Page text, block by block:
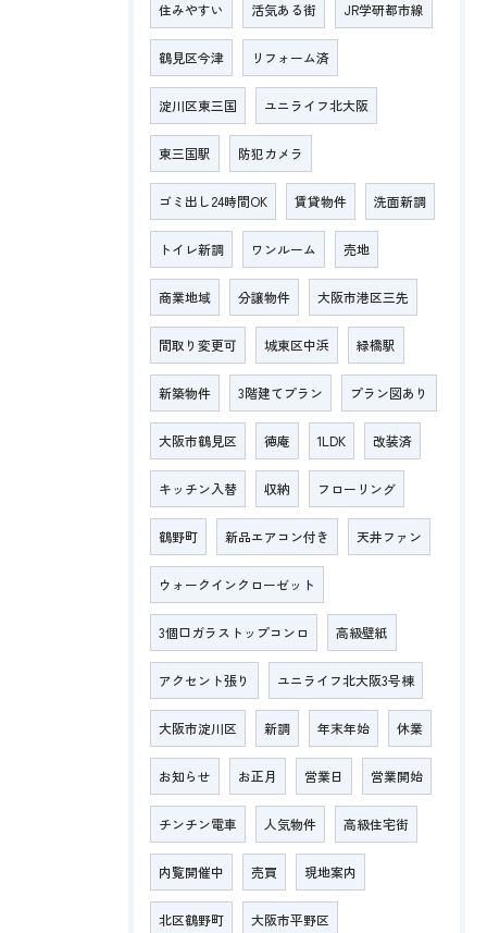
住みやすい 活気ある街 JR学研都市線
鶴見区今津 リフォーム済
淀川区東三国 ユニライフ北大阪
東三国駅 防犯カメラ
ゴミ出し24時間OK 賃貸物件 洗面新調
トイレ新調 ワンルーム 売地
商業地域 分譲物件 大阪市港区三先
間取り変更可 城東区中浜 緑橋駅
新築物件 3階建てプラン プラン図あり
大阪市鶴見区 徳庵 1LDK 改装済
キッチン入替 収納 フローリング
鶴野町 新品エアコン付き 天井ファン
ウォークインクローゼット
3個口ガラストップコンロ 高級壁紙
アクセント張り ユニライフ北大阪3号棟
大阪市淀川区 新調 年末年始 休業
お知らせ お正月 営業日 営業開始
チンチン電車 人気物件 高級住宅街
内覧開催中 売買 現地案内
北区鶴野町 大阪市平野区